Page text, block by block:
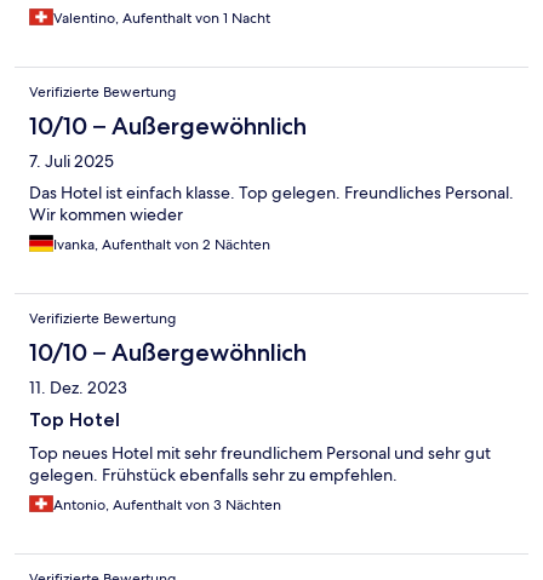
Valentino, Aufenthalt von 1 Nacht
Verifizierte Bewertung
10/10 – Außergewöhnlich
7. Juli 2025
Das Hotel ist einfach klasse. Top gelegen. Freundliches Personal.
Wir kommen wieder
Ivanka, Aufenthalt von 2 Nächten
Verifizierte Bewertung
10/10 – Außergewöhnlich
11. Dez. 2023
Top Hotel
Top neues Hotel mit sehr freundlichem Personal und sehr gut
gelegen. Frühstück ebenfalls sehr zu empfehlen.
Antonio, Aufenthalt von 3 Nächten